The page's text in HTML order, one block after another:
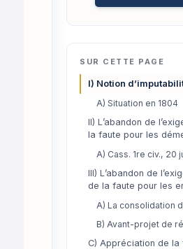
SUR CETTE PAGE
I) Notion
A) Situation en 1804
II) L’abandon de
la faute pour les
A) Cass. 1re civ., 20
III) L’abandon de
de la faute pour les
A) La consolidation
B) Avant-projet de
C) Appréciation de la